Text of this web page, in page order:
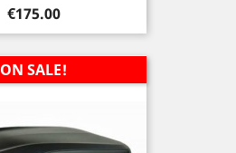
Price
€175.00
ON SALE!